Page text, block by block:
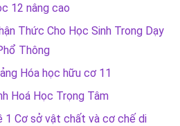
12 nâng cao
Thức Cho Học Sinh Trong Dạy
Thông
Hóa học hữu cơ 11
Hoá Học Trọng Tâm
1 Cơ sở vật chất và cơ chế di